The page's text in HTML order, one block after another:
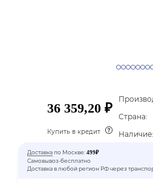
36 359,20 ₽
Купить в кредит
Страна:
Наличие:
Доставка по Москве: 499₽
Самовывоз-бесплатно
Доставка в любой регион РФ через